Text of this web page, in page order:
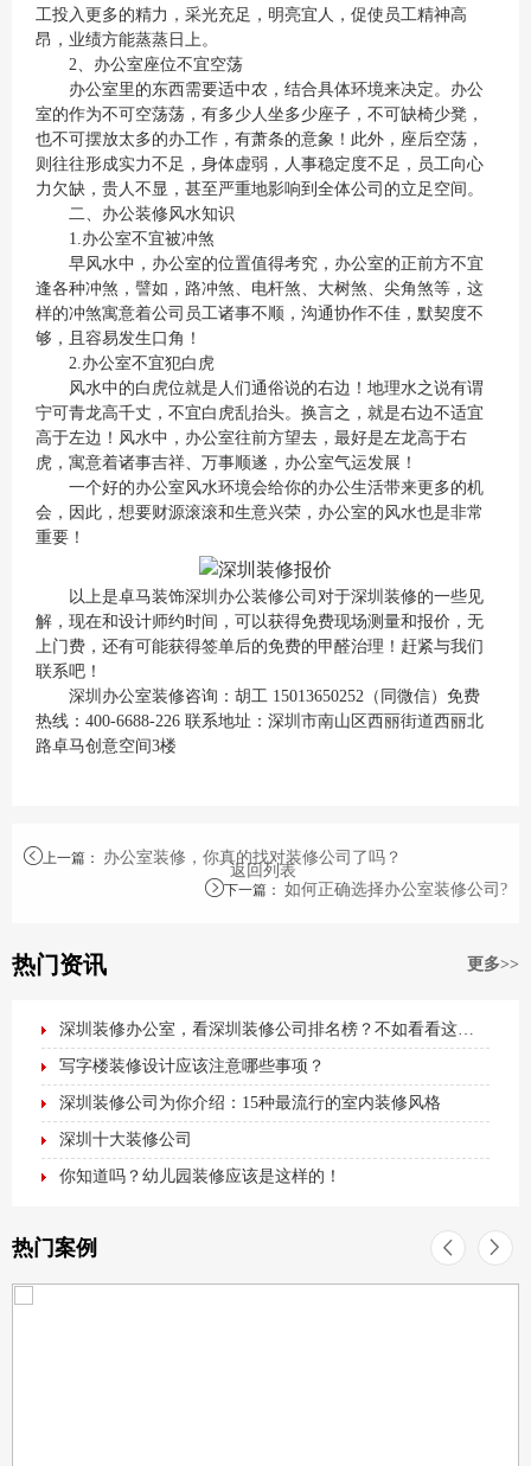
工投入更多的精力，采光充足，明亮宜人，促使员工精神高
昂，业绩方能蒸蒸日上。
2、办公室座位不宜空荡
办公室里的东西需要适中农，结合具体环境来决定。办公
室的作为不可空荡荡，有多少人坐多少座子，不可缺椅少凳，
也不可摆放太多的办工作，有萧条的意象！此外，座后空荡，
则往往形成实力不足，身体虚弱，人事稳定度不足，员工向心
力欠缺，贵人不显，甚至严重地影响到全体公司的立足空间。
二、办公装修风水知识
1.办公室不宜被冲煞
早风水中，办公室的位置值得考究，办公室的正前方不宜
逢各种冲煞，譬如，路冲煞、电杆煞、大树煞、尖角煞等，这
样的冲煞寓意着公司员工诸事不顺，沟通协作不佳，默契度不
够，且容易发生口角！
2.办公室不宜犯白虎
风水中的白虎位就是人们通俗说的右边！地理水之说有谓
宁可青龙高千丈，不宜白虎乱抬头。换言之，就是右边不适宜
高于左边！风水中，办公室往前方望去，最好是左龙高于右
虎，寓意着诸事吉祥、万事顺遂，办公室气运发展！
一个好的办公室风水环境会给你的办公生活带来更多的机
会，因此，想要财源滚滚和生意兴荣，办公室的风水也是非常
重要！
以上是卓马装饰深圳办公装修公司对于深圳装修的一些见
解，现在和设计师约时间，可以获得免费现场测量和报价，无
上门费，还有可能获得签单后的免费的甲醛治理！赶紧与我们
联系吧！
深圳办公室装修咨询：胡工 15013650252（同微信）免费
热线：400-6688-226 联系地址：深圳市南山区西丽街道西丽北
路卓马创意空间3楼
上一篇 ： 办公室装修，你真的找对装修公司了吗？
下一篇 ： 如何正确选择办公室装修公司?
返回列表
热门资讯 更多>>
深圳装修办公室，看深圳装修公司排名榜？不如看看这篇最全办公室装修攻略！
写字楼装修设计应该注意哪些事项？
深圳装修公司为你介绍：15种最流行的室内装修风格
深圳十大装修公司
你知道吗？幼儿园装修应该是这样的！
热门案例